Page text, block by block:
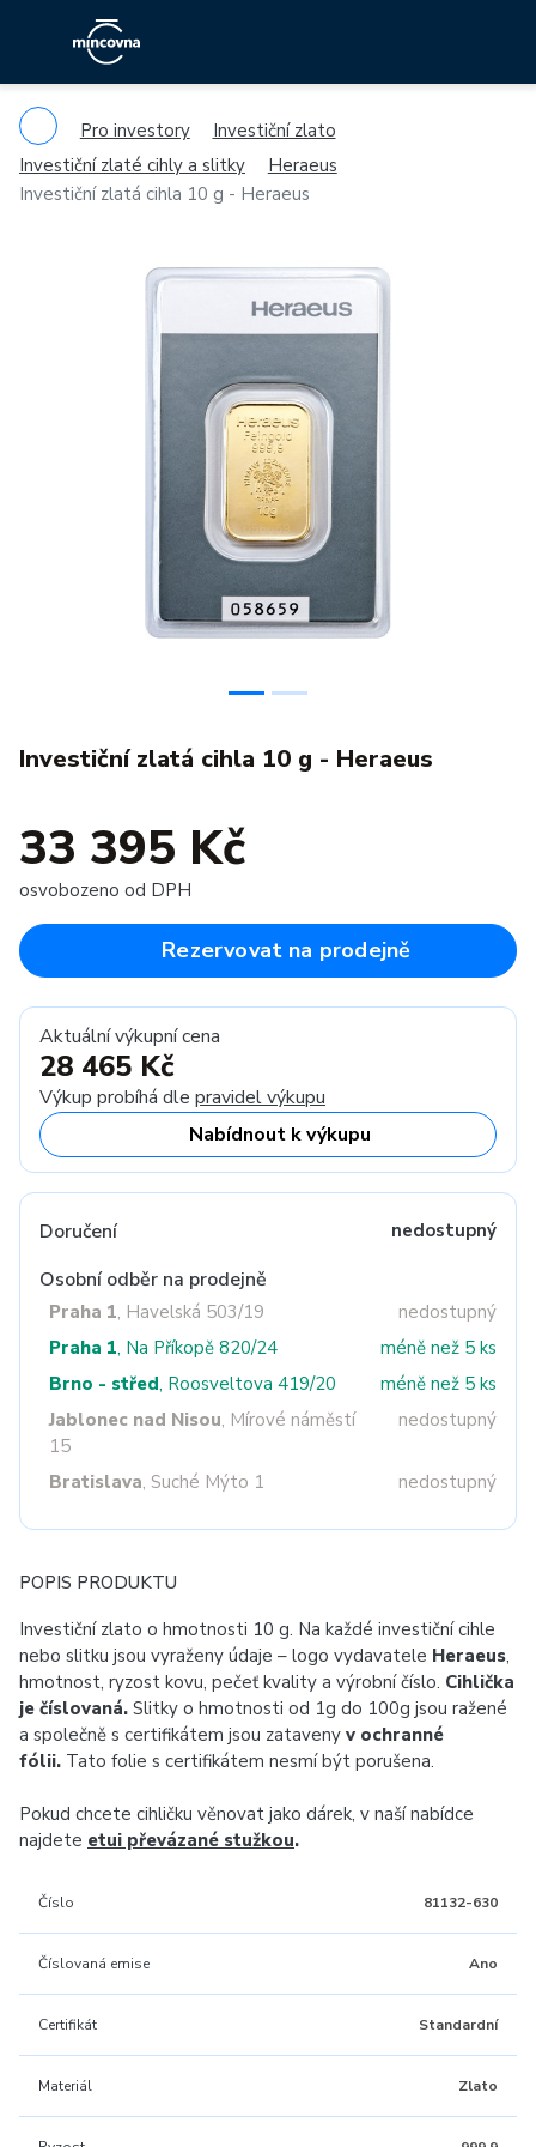
Pro investory
Investiční zlato
Investiční zlaté cihly a slitky
Heraeus
Investiční zlatá cihla 10 g - Heraeus
Investiční zlatá cihla 10 g - Heraeus
33 395 Kč
osvobozeno od DPH
Rezervovat na prodejně
Aktuální výkupní cena
28 465 Kč
Výkup probíhá dle pravidel výkupu
Nabídnout k výkupu
Doručení nedostupný
Osobní odběr na prodejně
Praha 1, Havelská 503/19
nedostupný
Praha 1, Na Příkopě 820/24
méně než 5 ks
Brno - střed, Roosveltova 419/20
méně než 5 ks
Jablonec nad Nisou, Mírové náměstí
15
nedostupný
Bratislava, Suché Mýto 1 nedostupný
POPIS PRODUKTU
Investiční zlato o hmotnosti 10 g. Na každé investiční cihle
nebo slitku jsou vyraženy údaje – logo vydavatele Heraeus,
hmotnost, ryzost kovu, pečeť kvality a výrobní číslo. Cihlička
je číslovaná. Slitky o hmotnosti od 1g do 100g jsou ražené
a společně s certifikátem jsou zataveny v ochranné
fólii. Tato folie s certifikátem nesmí být porušena.
Pokud chcete cihličku věnovat jako dárek, v naší nabídce
najdete etui převázané stužkou.
Číslo 81132-630
Číslovaná emise Ano
Certifikát Standardní
Materiál Zlato